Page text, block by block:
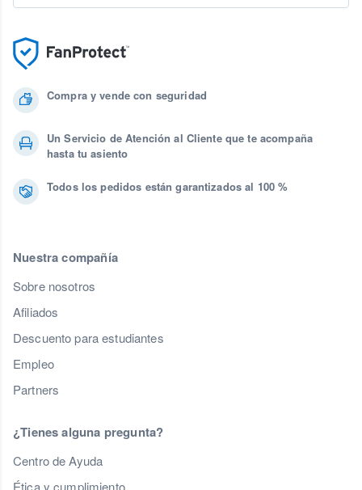
Compra y vende con seguridad
Un Servicio de Atención al Cliente que te acompaña
hasta tu asiento
Todos los pedidos están garantizados al 100 %
Nuestra compañía
Sobre nosotros
Afiliados
Descuento para estudiantes
Empleo
Partners
¿Tienes alguna pregunta?
Centro de Ayuda